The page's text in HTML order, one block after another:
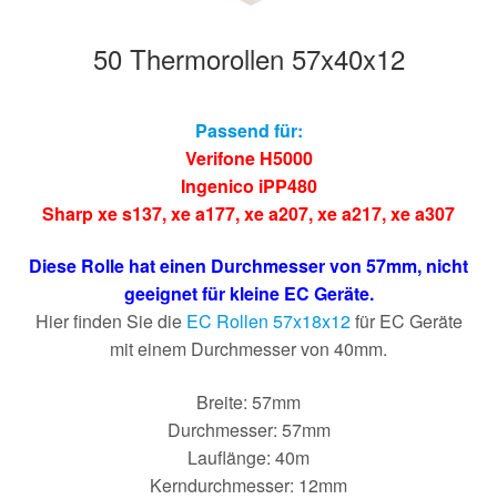
50 Thermorollen 57x40x12
Passend für:
Verifone H5000
Ingenico iPP480
Sharp xe s137,xe a177,xe a207,xe a217,xe a307
Diese Rolle hat einen Durchmesser von 57mm, nicht
geeignet für kleine EC Geräte.
Hier finden Sie die EC Rollen 57x18x12für EC Geräte
mit einem Durchmesser von 40mm.
Breite: 57mm
Durchmesser: 57mm
Lauflänge: 40m
Kerndurchmesser: 12mm